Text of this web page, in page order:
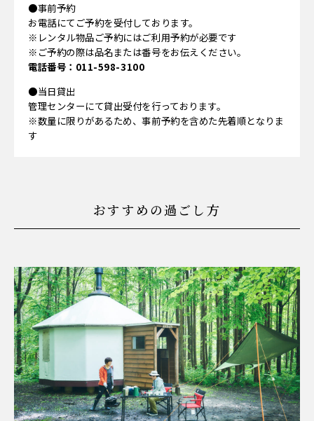
●事前予約
お電話にてご予約を受付しております。
※レンタル物品ご予約にはご利用予約が必要です
※ご予約の際は品名または番号をお伝えください。
電話番号：011-598-3100
●当日貸出
管理センターにて貸出受付を行っております。
※数量に限りがあるため、事前予約を含めた先着順となりま
す
おすすめの過ごし方